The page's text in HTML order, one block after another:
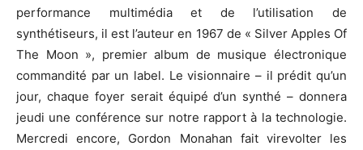
performance multimédia et de l’utilisation de
synthétiseurs, il est l’auteur en 1967 de « Silver Apples Of
The Moon », premier album de musique électronique
commandité par un label. Le visionnaire – il prédit qu’un
jour, chaque foyer serait équipé d’un synthé – donnera
jeudi une conférence sur notre rapport à la technologie.
Mercredi encore, Gordon Monahan fait virevolter les